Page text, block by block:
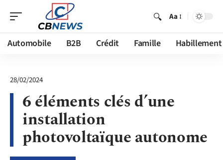
Aa
Automobile B2B Crédit Famille Habillement
28/02/2024
6 éléments clés d’une
installation
photovoltaïque autonome